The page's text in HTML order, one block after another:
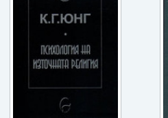
Ваучери
Контакти